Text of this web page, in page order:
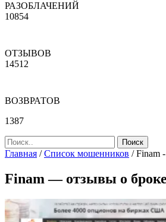
РАЗОБЛАЧЕНИЙ
10854
ОТЗЫВОВ
14512
ВОЗВРАТОВ
1387
Главная /Список мошенников /Finam
Finam — отзывы о